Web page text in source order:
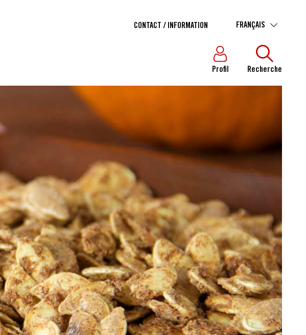
CONTACT / INFORMATION FRANÇAIS
Profil Recherche